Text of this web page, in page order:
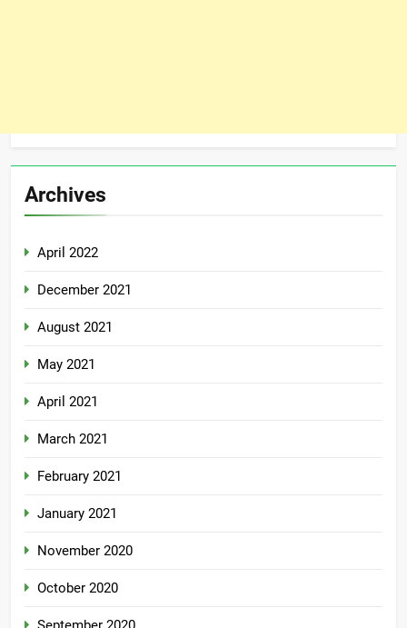
Archives
April 2022
December 2021
August 2021
May 2021
April 2021
March 2021
February 2021
January 2021
November 2020
October 2020